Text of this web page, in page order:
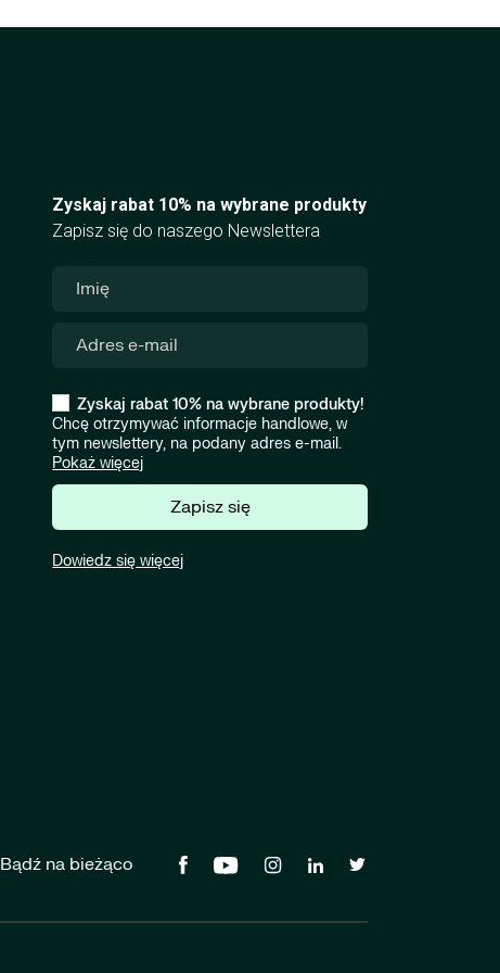
Zyskaj rabat 10% na wybrane produkty
Zapisz się do naszego Newslettera
Zyskaj rabat 10% na wybrane produkty!
Chcę otrzymywać informacje handlowe, w
tym newslettery, na podany adres e-mail.
Pokaż więcej
Zapisz się
Dowiedz się więcej
Bądź na bieżąco